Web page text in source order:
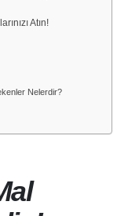
Atın!
Nelerdir?